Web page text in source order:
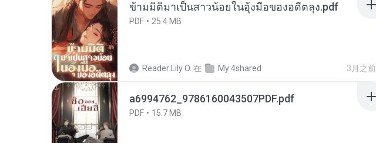
ข้ามมิติมาเป็นสาวน้อยในอุ้งมือของอดีตลุง.pdf
PDF 25.4 MB
Reader Lily O. 在 My 4shared 3月之前
a6994762_9786160043507PDF.pdf
PDF 15.7 MB